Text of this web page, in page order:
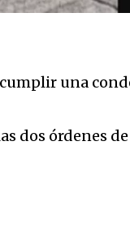
una
dos órdenes